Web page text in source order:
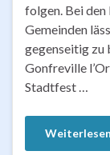
folgen. Bei
Gemeinden
gegenseitig zu
Gonfreville
Stadtfest …
Weiterlesen